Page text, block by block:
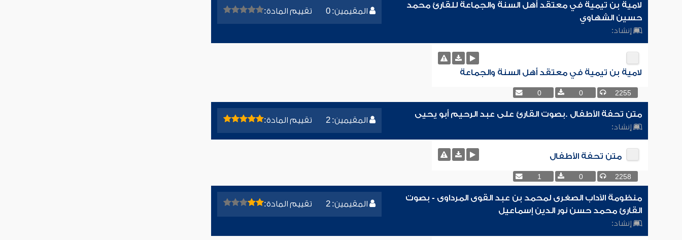
المقيمين: 0 تقييم المادة:
لامية بن تيمية في معتقد أهل السنة والجماعة للقارئ محمد
حسين الشهاوي
إنشاد:
لامية بن تيمية في معتقد أهل السنة والجماعة
2255
0
0
المقيمين: 2 تقييم المادة:
متن تحفة الأطفال .بصوت القارئ على عبد الرحيم أبو يحيى
إنشاد:
متن تحفة الأطفال
2258
0
1
المقيمين: 2 تقييم المادة:
منظومة الآداب الصغرى لمحمد بن عبد القوى المرداوى - بصوت
القارئ محمد حسن نور الدين إسماعيل
إنشاد: